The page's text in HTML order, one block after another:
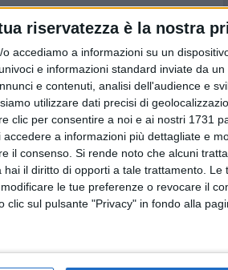
riservatezza è la nostra
accediamo a informazioni su un
e informazioni standard inviate da
e contenuti, analisi dell'audience e
utilizzare dati precisi di
clic per consentire a noi e ai nostri 1731
a informazioni più dettagliate e
il consenso. Si rende noto che alcuni
il diritto di opporti a tale trattamento. Le
le tue preferenze o revocare il
sul pulsante "Privacy" in fondo alla
dei commercialisti
in ginocchio
zero per le ciliegie, "tagliole" per
albicocche, pesche, noci, fragole e